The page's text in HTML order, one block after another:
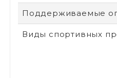
Поддерживаемые
Виды спортивных